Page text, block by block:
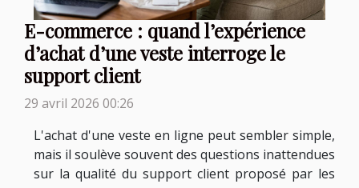
E-commerce : quand l’expérience
d’achat d’une veste interroge le
support client
29 avril 2026 00:26
L'achat d'une veste en ligne peut sembler simple,
mais il soulève souvent des questions inattendues
sur la qualité du support client proposé par les